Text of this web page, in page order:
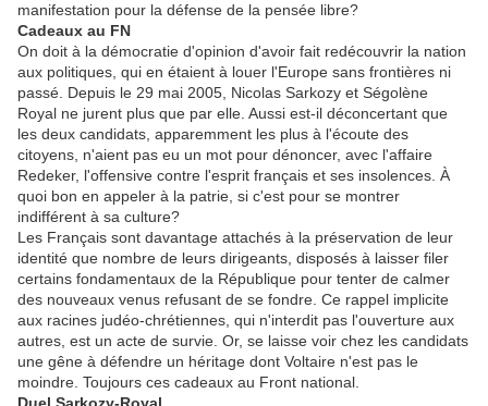
manifestation pour la défense de la pensée libre?
Cadeaux au FN
On doit à la démocratie d'opinion d'avoir fait redécouvrir la nation
aux politiques, qui en étaient à louer l'Europe sans frontières ni
passé. Depuis le 29 mai 2005, Nicolas Sarkozy et Ségolène
Royal ne jurent plus que par elle. Aussi est-il déconcertant que
les deux candidats, apparemment les plus à l'écoute des
citoyens, n'aient pas eu un mot pour dénoncer, avec l'affaire
Redeker, l'offensive contre l'esprit français et ses insolences. À
quoi bon en appeler à la patrie, si c'est pour se montrer
indifférent à sa culture?
Les Français sont davantage attachés à la préservation de leur
identité que nombre de leurs dirigeants, disposés à laisser filer
certains fondamentaux de la République pour tenter de calmer
des nouveaux venus refusant de se fondre. Ce rappel implicite
aux racines judéo-chrétiennes, qui n'interdit pas l'ouverture aux
autres, est un acte de survie. Or, se laisse voir chez les candidats
une gêne à défendre un héritage dont Voltaire n'est pas le
moindre. Toujours ces cadeaux au Front national.